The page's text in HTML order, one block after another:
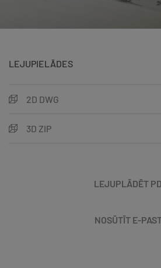
LEJUPIELĀDES
2D DWG
3D ZIP
LEJUPLĀDĒT
NOSŪTĪT E-